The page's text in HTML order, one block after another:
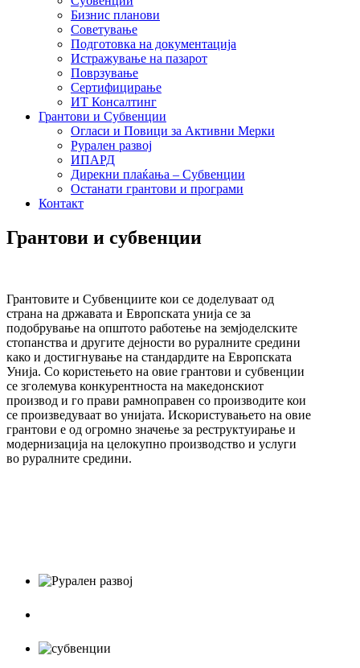
Бизнис планови
Советување
Подготовка на документација
Истражување на пазарот
Поврзување
Сертифицирање
ИТ Консалтинг
Грантови и Субвенции
Огласи и Повици за Активни Мерки
Рурален развој
ИПАРД
Дирекни плаќања – Субвенции
Останати грантови и програми
Контакт
Грантови и субвенции
Грантовите и Субвенциите кои се доделуваат од
страна на државата и Европската унија се за
подобрување на општото работење на земјоделските
стопанства и другите дејности во руралните средини
како и достигнување на стандардите на Европската
Унија. Со користењето на овие грантови и субвенции
се зголемува конкурентноста на македонскиот
производ и го прави рамноправен со производите кои
се произведуваат во унијата. Искористувањето на овие
грантови е од огромно значење за реструктуирање и
модернизација на целокупно производство и услуги
во руралните средини.